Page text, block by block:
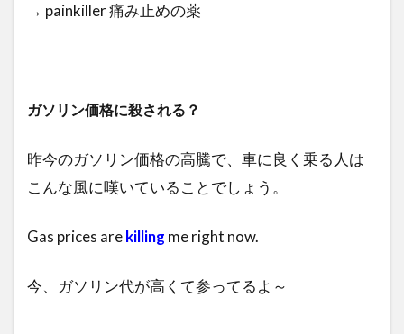
→ painkiller 痛み止めの薬
ガソリン価格に殺される？
昨今のガソリン価格の高騰で、車に良く乗る人は
こんな風に嘆いていることでしょう。
Gas prices arekilling me right now.
今、ガソリン代が高くて参ってるよ～